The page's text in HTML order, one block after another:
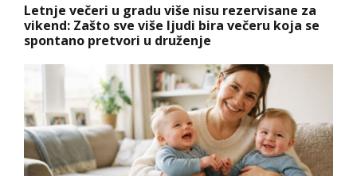
Letnje večeri u gradu više nisu rezervisane za
vikend: Zašto sve više ljudi bira večeru koja se
spontano pretvori u druženje